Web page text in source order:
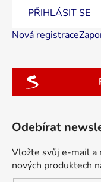
PŘIHLÁSIT SE
Nová registrace
Odebírat
Vložte svůj e-mail a
nových produktech